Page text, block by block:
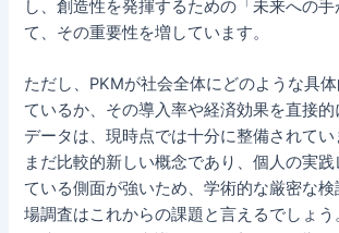
し、創造性を発揮するための「未来への
て、その重要性を増しています。
ただし、PKMが社会全体にどのような具体
ているか、その導入率や経済効果を直接
データは、現時点では十分に整備されて
まだ比較的新しい概念であり、個人の実
ている側面が強いため、学術的な厳密な
場調査はこれからの課題と言えるでしょ